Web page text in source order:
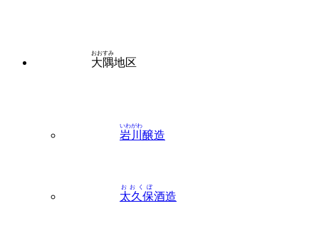
大隅
おおすみ
地区
岩川
いわがわ
醸造
太久保
おおくぼ
酒造